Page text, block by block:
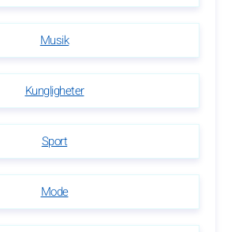
Musik
Kungligheter
Sport
Mode